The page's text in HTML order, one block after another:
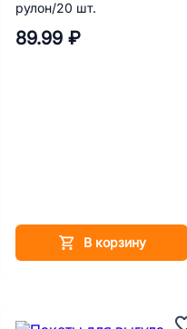
рулон/20 шт.
89.99 ₽
В корзину